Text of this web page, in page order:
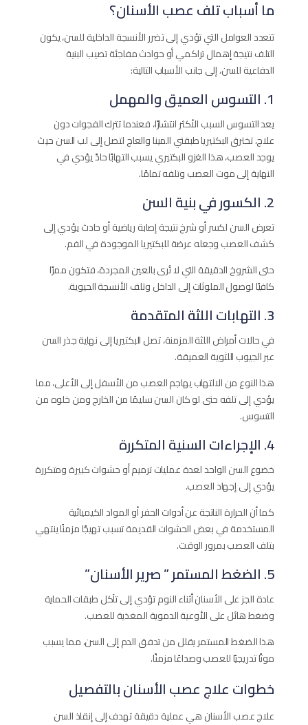
ما أسباب تلف عصب الأسنان؟
تتعدد العوامل التي تؤدي إلى تضرر الأنسجة الداخلية للسن، يكون
التلف نتيجة إهمال تراكمي أو حوادث مفاجئة تصيب البنية
الدفاعية للسن، إلى جانب الأسباب التالية:
1. التسوس العميق والمهمل
يعد التسوس السبب الأكثر انتشارًا، فعندما تترك الفجوات دون
علاج، تخترق البكتيريا طبقتي المينا والعاج لتصل إلى لب السن حيث
يوجد العصب، هذا الغزو البكتيري يسبب التهابًا حادً يؤدي في
النهاية إلى موت العصب وتلفه تمامًا.
2. الكسور في بنية السن
تعرض السن لكسر أو شرخ نتيجة إصابة رياضية أو حادث يؤدي إلى
كشف العصب وجعله عرضة للبكتيريا الموجودة في الفم.
حتى الشروخ الدقيقة التي لا تُرى بالعين المجردة، فتكون ممرًا
كافيًا لوصول الملوثات إلى الداخل وتلف الأنسجة الحيوية.
3. التهابات اللثة المتقدمة
في حالات أمراض اللثة المزمنة، تصل البكتيريا إلى نهاية جذر السن
عبر الجيوب اللثوية العميقة.
هذا النوع من الالتهاب يهاجم العصب من الأسفل إلى الأعلى، مما
يؤدي إلى تلفه حتى لو كان السن سليمًا من الخارج ومن خلوه من
التسوس.
4. الإجراءات السنية المتكررة
خضوع السن الواحد لعدة عمليات ترميم أو حشوات كبيرة ومتكررة
يؤدي إلى إجهاد العصب.
كما أن الحرارة الناتجة عن أدوات الحفر أو المواد الكيميائية
المستخدمة في بعض الحشوات القديمة تسبب تهيجًا مزمنًا ينتهي
بتلف العصب بمرور الوقت.
5. الضغط المستمر ” صرير الأسنان”
عادة الجز على الأسنان أثناء النوم تؤدي إلى تآكل طبقات الحماية
وضغط هائل على الأوعية الدموية المغذية للعصب.
هذا الضغط المستمر يقلل من تدفق الدم إلى السن، مما يسبب
موتًا تدريجيًا للعصب وصداعًا مزمنًا.
خطوات علاج عصب الأسنان بالتفصيل
علاج عصب الأسنان هي عملية دقيقة تهدف إلى إنقاذ السن